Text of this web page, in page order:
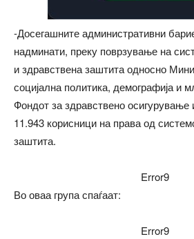
-Досегашните административни
надминати, преку поврзување на
и здравствена заштита односно
социјална политика, демографија и
Фондот за здравствено осигурување
11.943 корисници на права од
заштита.
Error9
Во оваа група спаѓаат:
Error9